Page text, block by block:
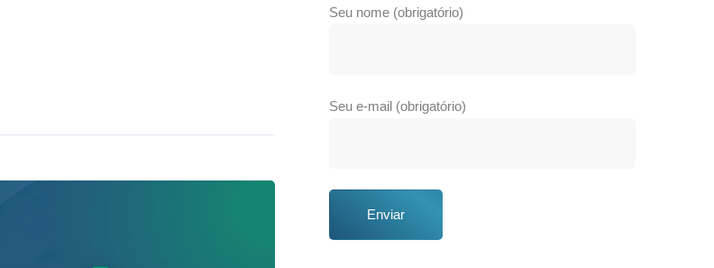
Seu nome (obrigatório)
Seu e-mail (obrigatório)